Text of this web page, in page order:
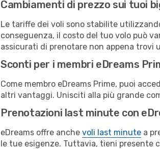
Cambiamenti di prezzo sui tuoi
Le tariffe dei voli sono stabilite
conseguenza, il costo del tuo volo può
assicurati di prenotare non appena trovi
Sconti per i membri eDreams
Come membro eDreams Prime, puoi
altri vantaggi. Unisciti alla più grande
Prenotazioni last minute con
eDreams offre anche voli last minute a
le tue esigenze. Tuttavia, tieni presente